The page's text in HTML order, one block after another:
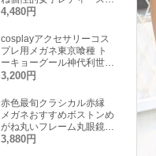
属フレーム韓国おしゃれ眼
ション スッピン隠し有名
人メガネフレーム金色
4,480円
cosplayアクセサリーコス
プレ用メガネ東京喰種 ト
ーキョーグール神代利世
（リゼ）ナイロール眼鏡仮
ね
3,200円
赤色最旬クラシカル赤縁
メガネおすすめボストンめ
がね丸いフレーム丸眼鏡レ
トロ伊達メガネ 赤黒ピン
3,880円